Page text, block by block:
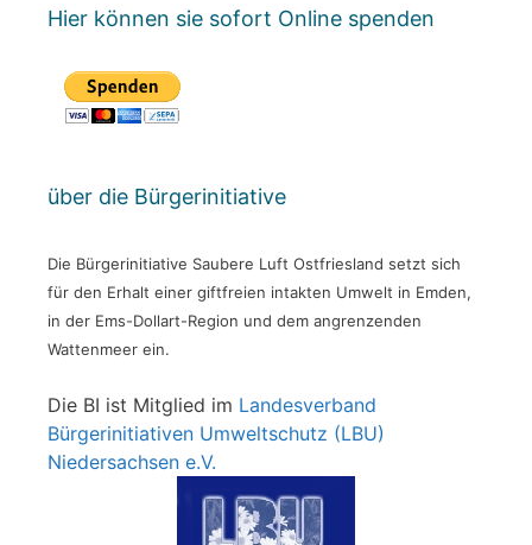
Hier können sie sofort Online spenden
über die Bürgerinitiative
Die Bürgerinitiative Saubere Luft Ostfriesland setzt sich
für den Erhalt einer giftfreien intakten Umwelt in Emden,
in der Ems-Dollart-Region und dem angrenzenden
Wattenmeer ein.
Die BI ist Mitglied im Landesverband
Bürgerinitiativen Umweltschutz (LBU)
Niedersachsen e.V.